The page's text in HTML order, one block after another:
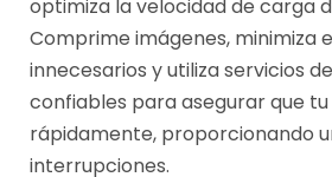
optimiza la velocidad de carga
Comprime imágenes, minimiza
innecesarios y utiliza servicios
confiables para asegurar que
rápidamente, proporcionando
interrupciones.